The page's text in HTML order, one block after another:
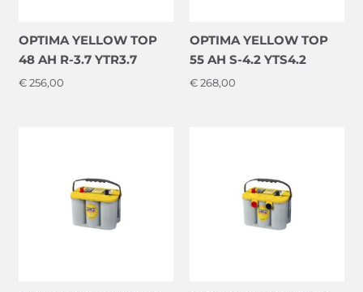
OPTIMA YELLOW TOP
48 AH R-3.7 YTR3.7
€256,00
OPTIMA YELLOW TOP
55 AH S-4.2 YTS4.2
€268,00